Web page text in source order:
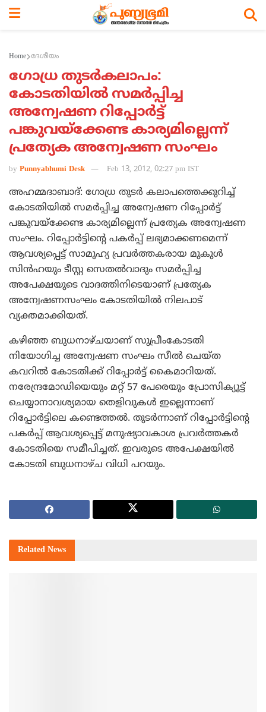
Home ദേശീയം
ഗോധ്ര തുടര്‍കലാപം:
കോടതിയില്‍ സമര്‍പ്പിച്ച
അന്വേഷണ റിപ്പോര്‍ട്ട്
പങ്കുവയ്‌ക്കേണ്ട കാര്യമില്ലെന്ന്
പ്രത്യേക അന്വേഷണ സംഘം
by Punnyabhumi Desk Feb 13, 2012, 02:27 pm IST
അഹമ്മദാബാദ്: ഗോധ്ര തുടര്‍ കലാപത്തെക്കുറിച്ച്
കോടതിയില്‍ സമര്‍പ്പിച്ച അന്വേഷണ റിപ്പോര്‍ട്ട്
പങ്കുവയ്‌ക്കേണ്ട കാര്യമില്ലെന്ന് പ്രത്യേക അന്വേഷണ
സംഘം. റിപ്പോര്‍ട്ടിന്റെ പകര്‍പ്പ് ലഭ്യമാക്കണമെന്ന്
ആവശ്യപ്പെട്ട് സാമൂഹ്യ പ്രവര്‍ത്തകരായ മുകുള്‍
സിന്‍ഹയും ടീസ്റ്റ സെതല്‍വാദും സമര്‍പ്പിച്ച
അപേക്ഷയുടെ വാദത്തിനിടെയാണ് പ്രത്യേക
അന്വേഷണസംഘം കോടതിയില്‍ നിലപാട്
വ്യക്തമാക്കിയത്.
കഴിഞ്ഞ ബുധനാഴ്ചയാണ് സുപ്രീംകോടതി
നിയോഗിച്ച അന്വേഷണ സംഘം സീല്‍ ചെയ്ത
കവറില്‍ കോടതിക്ക് റിപ്പോര്‍ട്ട് കൈമാറിയത്.
നരേന്ദ്രമോഡിയെയും മറ്റ് 57 പേരെയും പ്രോസിക്യൂട്ട്
ചെയ്യാനാവശ്യമായ തെളിവുകള്‍ ഇല്ലെന്നാണ്
റിപ്പോര്‍ട്ടിലെ കണ്ടെത്തല്‍. തുടര്‍ന്നാണ് റിപ്പോര്‍ട്ടിന്റെ
പകര്‍പ്പ് ആവശ്യപ്പെട്ട് മനുഷ്യാവകാശ പ്രവര്‍ത്തകര്‍
കോടതിയെ സമീപിച്ചത്. ഇവരുടെ അപേക്ഷയില്‍
കോടതി ബുധനാഴ്ച വിധി പറയും.
Related News